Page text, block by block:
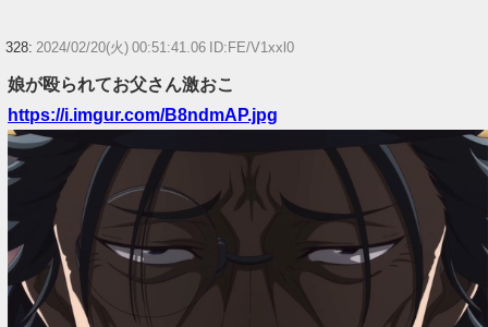
328: 2024/02/20(火) 00:51:41.06 ID:FE/V1xxl0
娘が殴られてお父さん激おこ
https://i.imgur.com/B8ndmAP.jpg